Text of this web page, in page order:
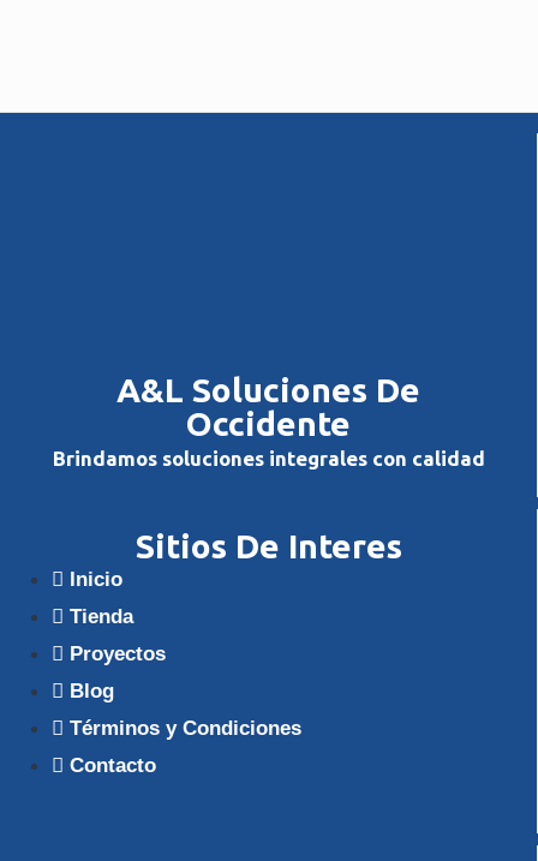
A&L Soluciones De
Occidente
Brindamos soluciones integrales con calidad
Sitios De Interes
Inicio
Tienda
Proyectos
Blog
Términos y Condiciones
Contacto